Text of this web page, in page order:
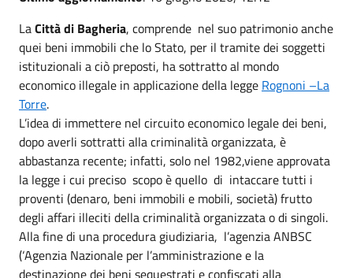
LaCittà di Bagheria, comprende nel suo patrimonio anche
quei beni immobili che lo Stato, per il tramite dei soggetti
istituzionali a ciò preposti, ha sottratto al mondo
economico illegale in applicazione della legge Rognoni –La
Torre.
L’idea di immettere nel circuito economico legale dei beni,
dopo averli sottratti alla criminalità organizzata, è
abbastanza recente; infatti, solo nel 1982,viene approvata
la legge i cui preciso scopo è quello di intaccare tutti i
proventi (denaro, beni immobili e mobili, società) frutto
degli affari illeciti della criminalità organizzata o di singoli.
Alla fine di una procedura giudiziaria, l’agenzia ANBSC
(‘Agenzia Nazionale per l’amministrazione e la
destinazione dei beni sequestrati e confiscati alla